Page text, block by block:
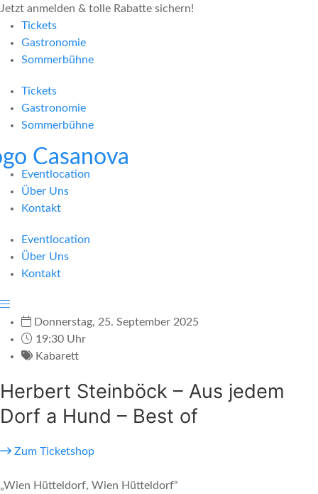
Jetzt anmelden & tolle Rabatte sichern!
Tickets
Gastronomie
Sommerbühne
Tickets
Gastronomie
Sommerbühne
Eventlocation
Über Uns
Kontakt
Eventlocation
Über Uns
Kontakt
Donnerstag, 25. September 2025
19:30 Uhr
Kabarett
Herbert Steinböck – Aus jedem
Dorf a Hund – Best of
Zum Ticketshop
„Wien Hütteldorf, Wien Hütteldorf“